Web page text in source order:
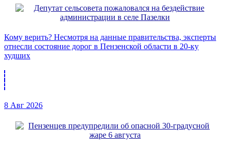
Кому верить? Несмотря на данные правительства, эксперты
отнесли состояние дорог в Пензенской области в 20-ку
худших
8 Авг 2026